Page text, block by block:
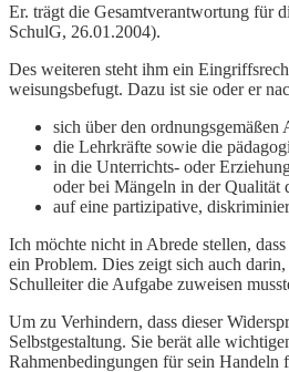
Er. trägt die Gesamtverantwortung für
SchulG, 26.01.2004).
Des weiteren steht ihm ein
weisungsbefugt. Dazu ist sie oder er
sich über den
die Lehrkräfte sowie die
in die Unterrichts- oder
oder bei Mängeln in der Qualität
auf eine partizipative,
Ich möchte nicht in Abrede stellen,
ein Problem. Dies zeigt sich auch
Schulleiter die Aufgabe zuweisen
Um zu Verhindern, dass dieser
Selbstgestaltung. Sie berät alle
Rahmenbedingungen für sein